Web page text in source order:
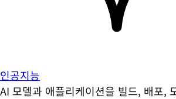
인공지능
AI 모델과 애플리케이션을 빌드, 배포,